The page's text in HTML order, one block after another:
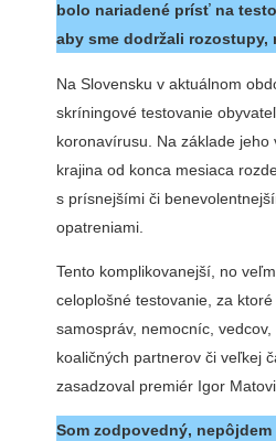
bolo nariadené prísť na
aby sme dodržali
Na Slovensku v aktuálnom
skríningové testovanie
koronavírusu. Na základe jeho
krajina od konca mesiaca
s prísnejšími či
opatreniami.
Tento komplikovanejší, no
celoplošné testovanie, za
samospráv, nemocníc, vedcov,
koaličných partnerov či veľkej
zasadzoval premiér Igor
Som zodpovedný, nepôjdem